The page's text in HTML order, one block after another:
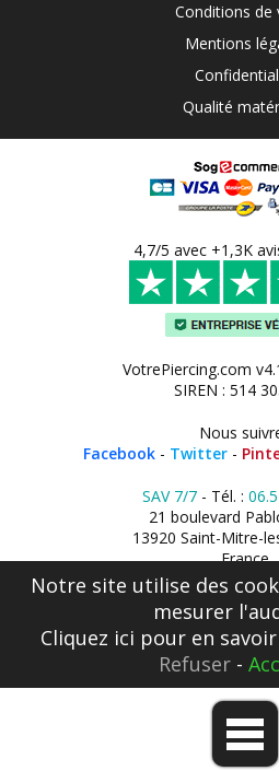
Conditions de
Mentions
Qualité
4,7/5 avec +1,3K
VotrePiercing.com
SIREN : 514
Nous
Facebook - Twitter -
SAV 7/7- Tél. :
21 boulevard
13920 Saint-Mitre-
France
Notre site utilise des
mesurer
Cliquez ici pour en
Refuser-